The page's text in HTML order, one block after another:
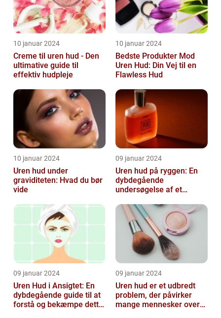
10 januar 2024
Creme til uren hud - Den
ultimative guide til
effektiv hudpleje
10 januar 2024
Bedste Produkter Mod
Uren Hud: Din Vej til en
Flawless Hud
10 januar 2024
Uren hud under
graviditeten: Hvad du bør
vide
09 januar 2024
Uren hud på ryggen: En
dybdegående
undersøgelse af et
undertiden overset
skønhedspr...
09 januar 2024
Uren Hud i Ansigtet: En
dybdegående guide til at
forstå og bekæmpe dette
09 januar 2024
Uren hud er et udbredt
problem, der påvirker
mange mennesker over